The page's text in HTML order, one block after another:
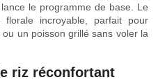
le programme de base. Le
florale incroyable, parfait pour
un poisson grillé sans voler la
riz réconfortant